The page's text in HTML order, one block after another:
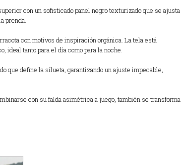
con un sofisticado panel negro texturizado que se ajusta
prenda.
con motivos de inspiración orgánica. La tela está
ideal tanto para el día como para la noche.
que define la silueta, garantizando un ajuste impecable,
con su falda asimétrica a juego, también se transforma